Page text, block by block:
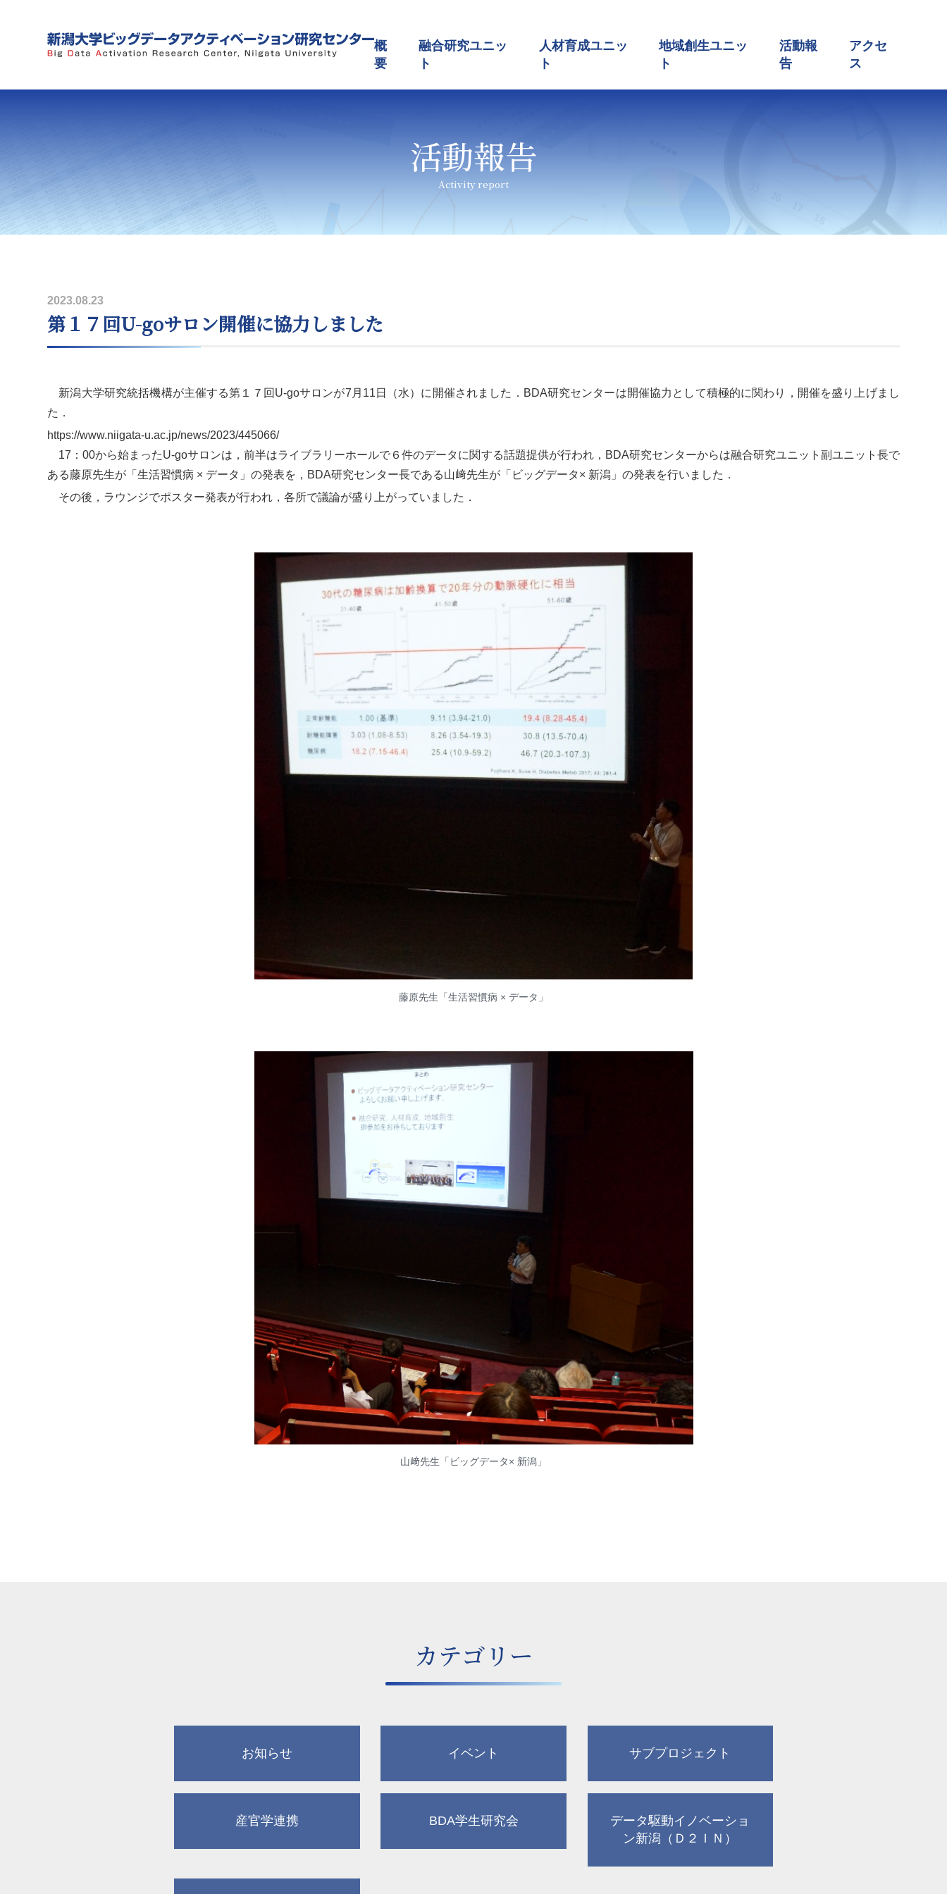
概
要
融合研究ユニッ
ト
人材育成ユニッ
ト
地域創生ユニッ
ト
活動報
告
アクセ
ス
活動報告
第１７回U-goサロン開催に協力しました
2023.08.23
新潟大学研究統括機構が主催する第１７回U-goサロンが7月11日（水）に開催されました．BDA研究センターは開催協力として積極的に関わり，開催を盛り上げまし
た．
https://www.niigata-u.ac.jp/news/2023/445066/
17：00から始まったU-goサロンは，前半はライブラリーホールで６件のデータに関する話題提供が行われ，BDA研究センターからは融合研究ユニット副ユニット長で
ある藤原先生が「生活習慣病 × データ」の発表を，BDA研究センター長である山﨑先生が「ビッグデータ× 新潟」の発表を行いました．
その後，ラウンジでポスター発表が行われ，各所で議論が盛り上がっていました．
藤原先生「生活習慣病 × データ」
山﨑先生「ビッグデータ× 新潟」
カテゴリー
お知らせ イベント サブプロジェクト
産官学連携 BDA学生研究会
データ駆動イノベーショ
ン新潟（Ｄ２ＩＮ）